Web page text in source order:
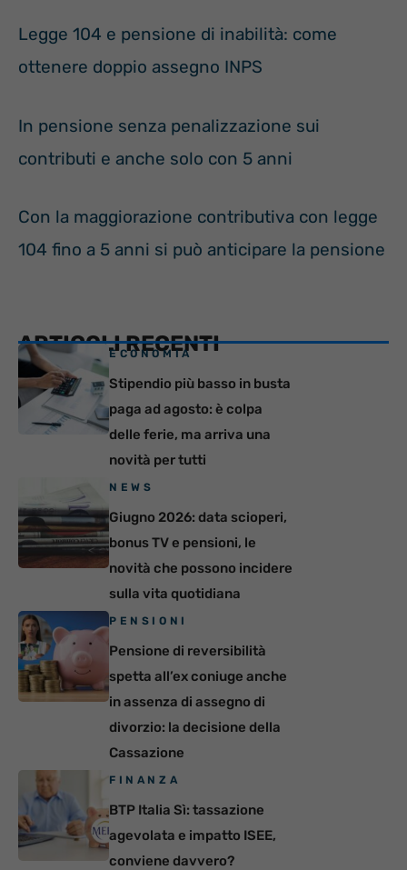
Legge 104 e pensione di inabilità: come
ottenere doppio assegno INPS
In pensione senza penalizzazione sui
contributi e anche solo con 5 anni
Con la maggiorazione contributiva con legge
104 fino a 5 anni si può anticipare la pensione
ARTICOLI RECENTI
ECONOMIA
Stipendio più basso in busta
paga ad agosto: è colpa
delle ferie, ma arriva una
novità per tutti
NEWS
Giugno 2026: data scioperi,
bonus TV e pensioni, le
novità che possono incidere
sulla vita quotidiana
PENSIONI
Pensione di reversibilità
spetta all’ex coniuge anche
in assenza di assegno di
divorzio: la decisione della
Cassazione
FINANZA
BTP Italia Sì: tassazione
agevolata e impatto ISEE,
conviene davvero?